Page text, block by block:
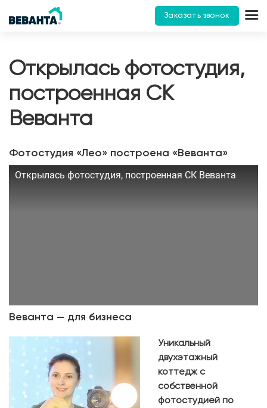
Заказать звонок
Открылась фотостудия,
построенная СК
Веванта
Фотостудия «Лео» построена «Веванта»
Открылась фотостудия, построенная СК Веванта
Веванта — для бизнеса
Уникальный
двухэтажный
коттедж с
собственной
фотостудией по